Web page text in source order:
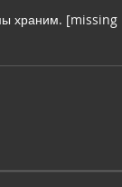
храним. [missing